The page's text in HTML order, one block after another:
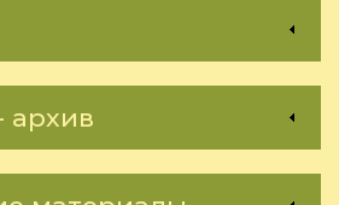
архив